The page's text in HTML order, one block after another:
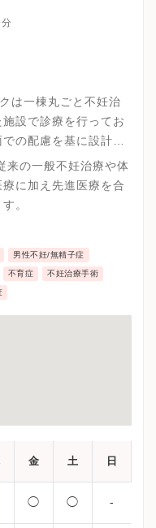
は一棟丸ごと不妊治
設で診療を行ってお
の配慮を基に設計さ
来の一般不妊治療や体
に加え先進医療を合
。
男性不妊/無精子症
不育症 不妊治療手術
金 土 日
◯ ◯ -